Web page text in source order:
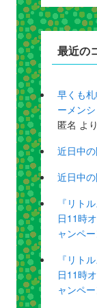
最近の
早くも
ーメン
匿名 より
近日中
近日中
『リト
日11時
ャンペ
『リト
日11時
ャンペ